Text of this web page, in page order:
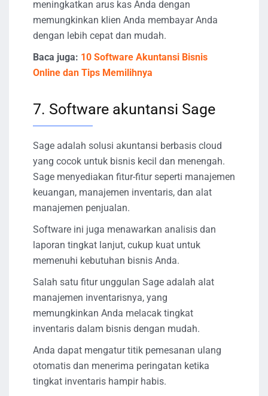
meningkatkan arus kas Anda dengan
memungkinkan klien Anda membayar Anda
dengan lebih cepat dan mudah.
Baca juga: 10 Software Akuntansi Bisnis
Online dan Tips Memilihnya
7. Software akuntansi Sage
Sage adalah solusi akuntansi berbasis cloud
yang cocok untuk bisnis kecil dan menengah.
Sage menyediakan fitur-fitur seperti manajemen
keuangan, manajemen inventaris, dan alat
manajemen penjualan.
Software ini juga menawarkan analisis dan
laporan tingkat lanjut, cukup kuat untuk
memenuhi kebutuhan bisnis Anda.
Salah satu fitur unggulan Sage adalah alat
manajemen inventarisnya, yang
memungkinkan Anda melacak tingkat
inventaris dalam bisnis dengan mudah.
Anda dapat mengatur titik pemesanan ulang
otomatis dan menerima peringatan ketika
tingkat inventaris hampir habis.